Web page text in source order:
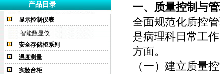
产品目录
显示控制仪表
智能数显仪
安全存储柜系列
温度测量
实验台柜
一、 质量控制与
全面规范化质控
是病理科日常工
方面。
（一）建立质量